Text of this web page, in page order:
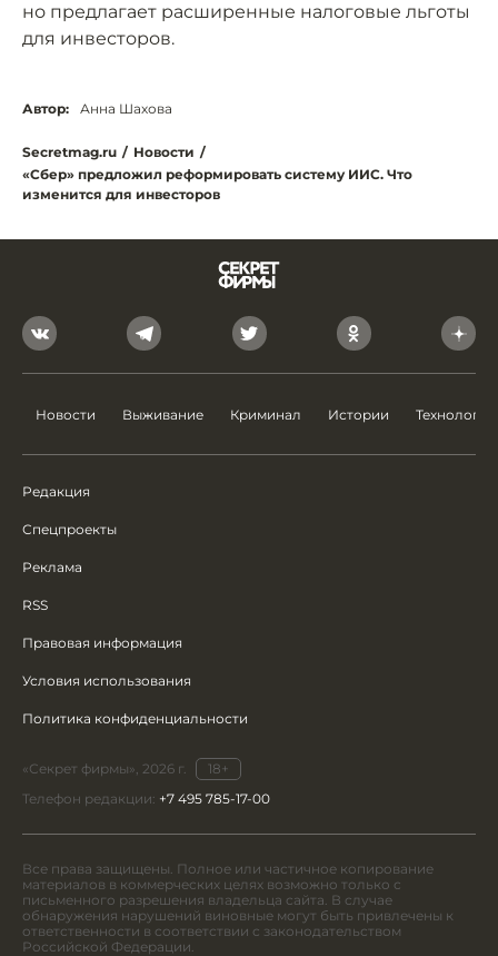
но предлагает расширенные налоговые льготы
для инвесторов.
Автор: Анна Шахова
Secretmag.ru / Новости /
«Сбер» предложил реформировать систему ИИС. Что
изменится для инвесторов
Новости Выживание Криминал Истории Технологии
Редакция
Спецпроекты
Реклама
RSS
Правовая информация
Условия использования
Политика конфиденциальности
«Секрет фирмы», 2026 г.
18+
Телефон редакции: +7 495 785-17-00
Все права защищены. Полное или частичное копирование
материалов в коммерческих целях возможно только с
письменного разрешения владельца сайта. В случае
обнаружения нарушений виновные могут быть привлечены к
ответственности в соответствии с законодательством
Российской Федерации.